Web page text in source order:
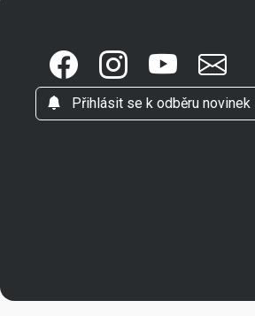
Přihlásit se k odběru novinek